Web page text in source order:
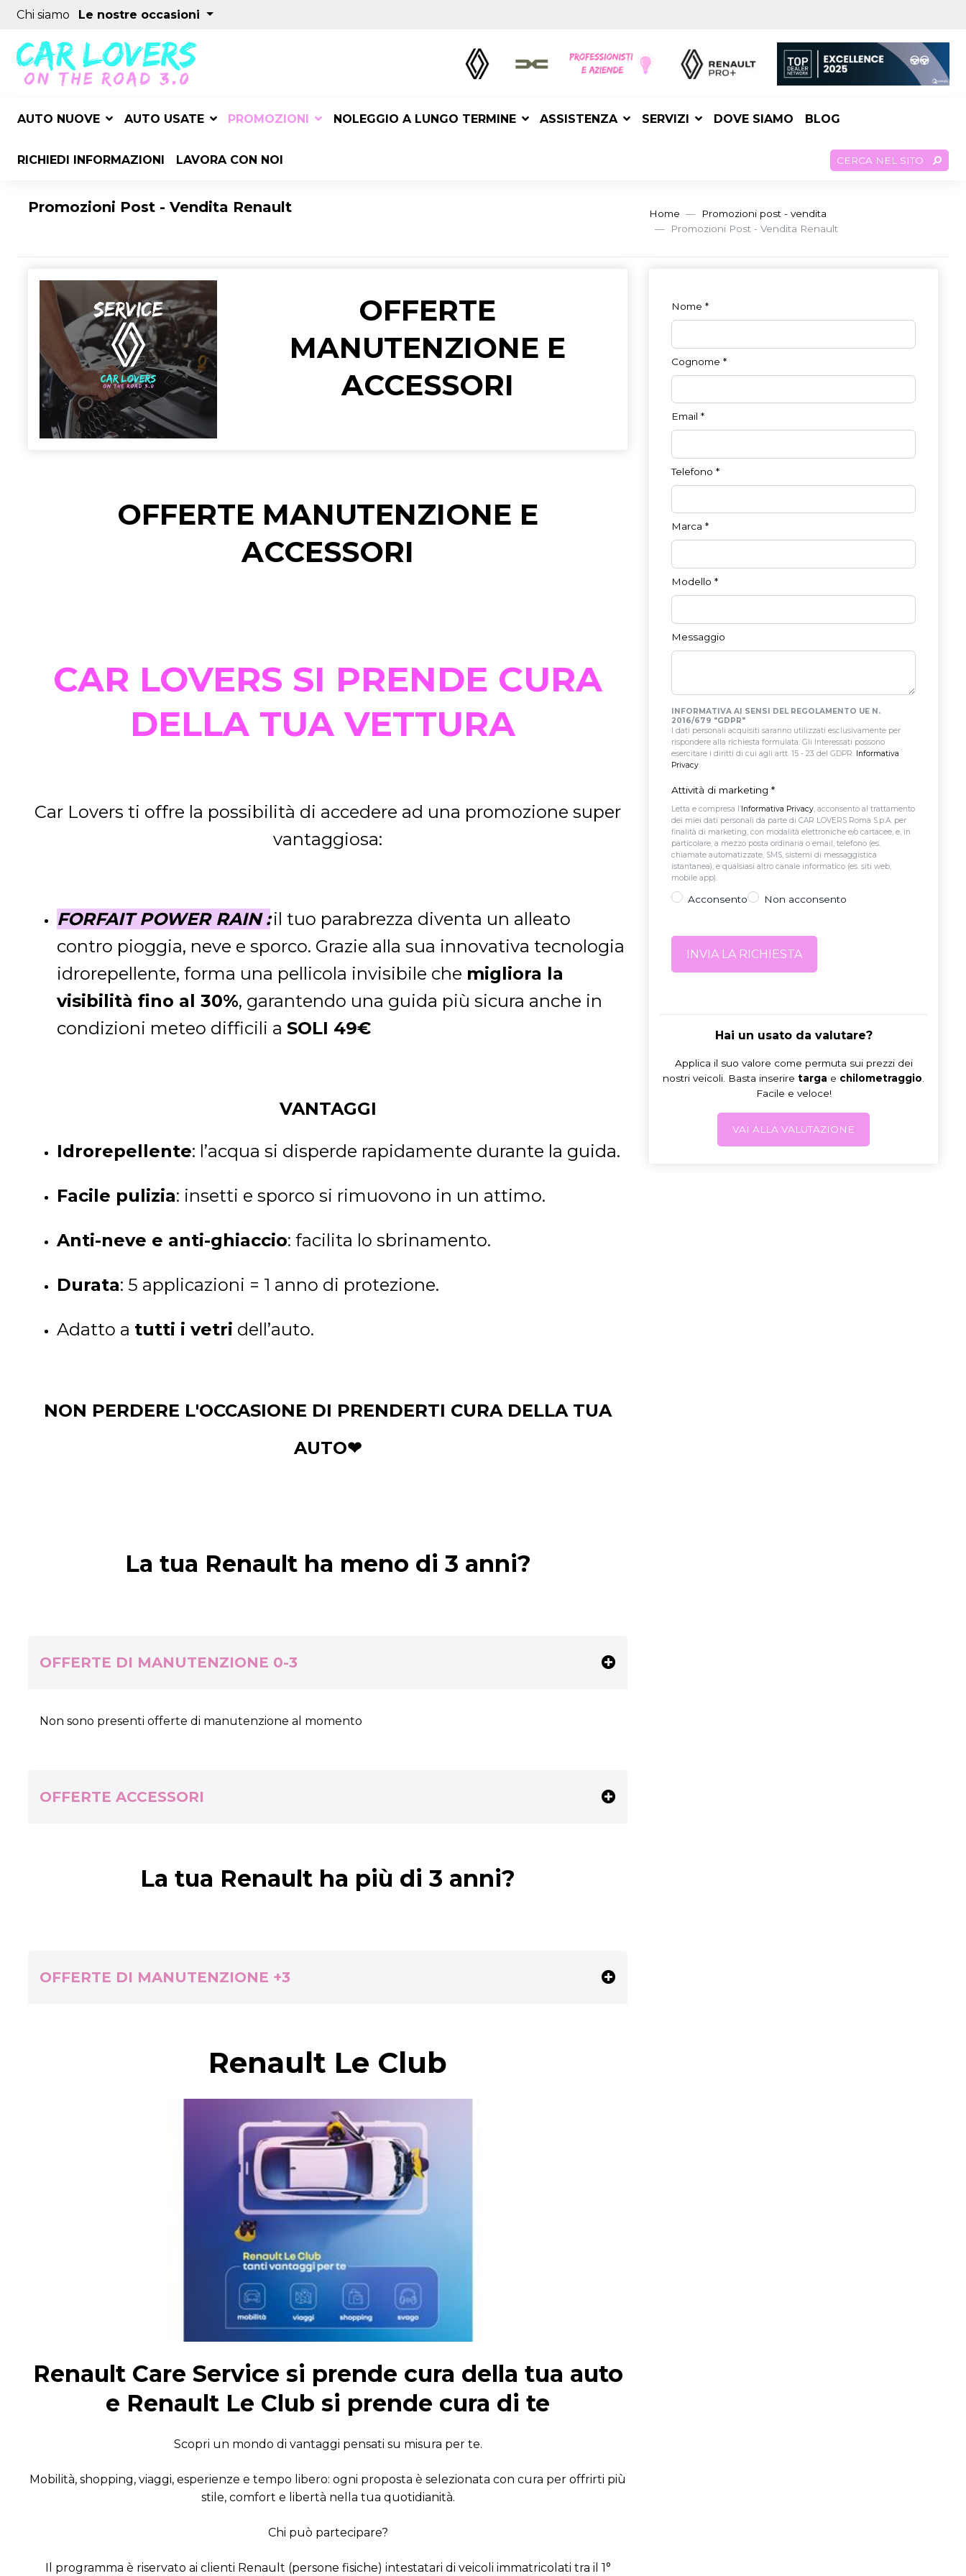
Chi siamo Le nostre occasioni
AUTO NUOVE AUTO USATE PROMOZIONI NOLEGGIO A LUNGO TERMINE ASSISTENZA SERVIZI DOVE SIAMO BLOG
RICHIEDI INFORMAZIONI LAVORA CON NOI CERCA NEL SITO
Promozioni Post - Vendita Renault Home
Promozioni post - vendita
Promozioni Post - Vendita Renault
OFFERTE
MANUTENZIONE E
ACCESSORI
OFFERTE MANUTENZIONE E
ACCESSORI
CAR LOVERS SI PRENDE CURA
DELLA TUA VETTURA
Car Lovers ti offre la possibilità di accedere ad una promozione super
vantaggiosa:
FORFAIT POWER RAIN : il tuo parabrezza diventa un alleato
contro pioggia, neve e sporco. Grazie alla sua innovativa tecnologia
idrorepellente, forma una pellicola invisibile che migliora la
visibilità fino al 30%, garantendo una guida più sicura anche in
condizioni meteo difficili a SOLI 49€
VANTAGGI
Idrorepellente: l’acqua si disperde rapidamente durante la guida.
Facile pulizia: insetti e sporco si rimuovono in un attimo.
Anti-neve e anti-ghiaccio: facilita lo sbrinamento.
Durata: 5 applicazioni = 1 anno di protezione.
Adatto a tutti i vetri dell’auto.
NON PERDERE L'OCCASIONE DI PRENDERTI CURA DELLA TUA
AUTO❤
La tua Renault ha meno di 3 anni?
OFFERTE DI MANUTENZIONE 0-3
Non sono presenti offerte di manutenzione al momento
OFFERTE ACCESSORI
La tua Renault ha più di 3 anni?
OFFERTE DI MANUTENZIONE +3
Renault Le Club
Renault Care Service si prende cura della tua auto
e Renault Le Club si prende cura di te
Scopri un mondo di vantaggi pensati su misura per te.
Mobilità, shopping, viaggi, esperienze e tempo libero: ogni proposta è selezionata con cura per offrirti più
stile, comfort e libertà nella tua quotidianità.
Chi può partecipare?
Il programma è riservato ai clienti Renault (persone fisiche) intestatari di veicoli immatricolati tra il 1°
Nome *
Cognome *
Email *
Telefono *
Marca *
Modello *
Messaggio
INFORMATIVA AI SENSI DEL REGOLAMENTO UE N.
2016/679 "GDPR"
I dati personali acquisiti saranno utilizzati esclusivamente per
rispondere alla richiesta formulata. Gli Interessati possono
esercitare i diritti di cui agli artt. 15 - 23 del GDPR. Informativa
Privacy
Attività di marketing *
Letta e compresa l’Informativa Privacy , acconsento al trattamento
dei miei dati personali da parte di CAR LOVERS Roma S.p.A. per
finalità di marketing, con modalità elettroniche e/o cartacee, e, in
particolare, a mezzo posta ordinaria o email, telefono (es.
chiamate automatizzate, SMS, sistemi di messaggistica
istantanea), e qualsiasi altro canale informatico (es. siti web,
mobile app).
Acconsento Non acconsento
Hai un usato da valutare?
Applica il suo valore come permuta sui prezzi dei
nostri veicoli. Basta inserire targa e chilometraggio
Facile e veloce!
VAI ALLA VALUTAZIONE